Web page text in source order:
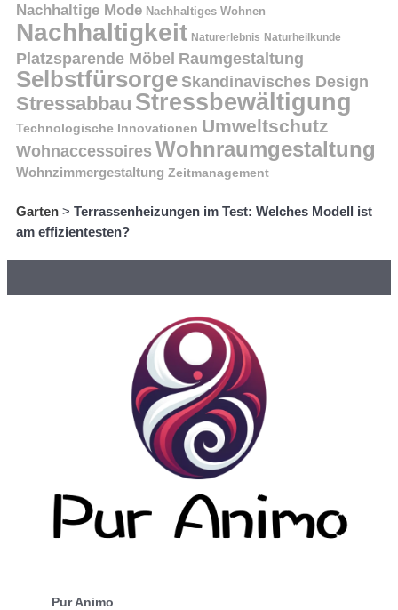
Nachhaltige Mode Nachhaltiges Wohnen
Nachhaltigkeit Naturerlebnis Naturheilkunde
Platzsparende Möbel Raumgestaltung
Selbstfürsorge Skandinavisches Design
Stressabbau Stressbewältigung
Technologische Innovationen Umweltschutz
Wohnaccessoires Wohnraumgestaltung
Wohnzimmergestaltung Zeitmanagement
Garten > Terrassenheizungen im Test: Welches Modell ist
am effizientesten?
Pur Animo